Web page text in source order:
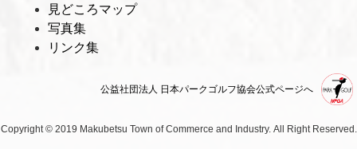
見どころマップ
写真集
リンク集
公益社団法人 日本パークゴルフ協会公式ページへ
Copyright © 2019 Makubetsu Town of Commerce and Industry. All Right Reserved.